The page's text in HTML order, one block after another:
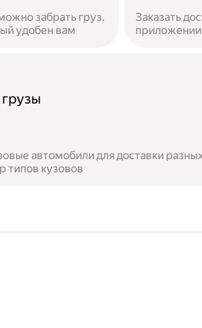
забрать груз.
удобен вам
Заказать
приложении
автомобили для доставки
типов кузовов